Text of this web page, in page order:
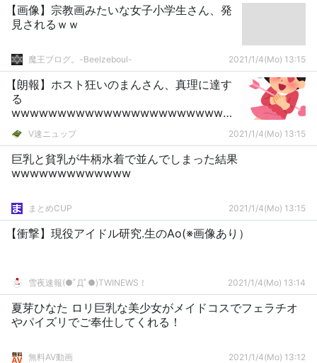
【画像】宗教画みたいな女子小学生さん、発
見されるｗｗ
魔王ブログ。-Beelzeboul- 2021/1/4(Mo) 13:15
【朗報】ホスト狂いのまんさん、真理に達す
る
wwwwwwwwwwwwwwwwwwwwwwww
w
V速ニュップ 2021/1/4(Mo) 13:15
巨乳と貧乳が牛柄水着で並んでしまった結果
wwwwwwwwwwwww
まとめCUP 2021/1/4(Mo) 13:15
【衝撃】現役アイドル研究.生のAo(※画像あり）
雪夜速報(●ﾟДﾟ●)TWINEWS！ 2021/1/4(Mo) 13:14
夏芽ひなた ロリ巨乳な美少女がメイドコスでフェラチオ
やパイズリでご奉仕してくれる！
無料AV動画 2021/1/4(Mo) 13:12